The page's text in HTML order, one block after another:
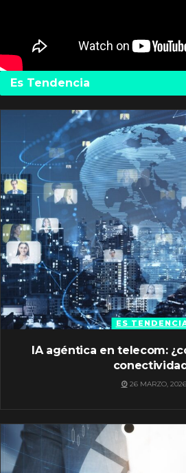
Es Tendencia
ES
IA agéntica en telecom:
26 MARZO, 2026